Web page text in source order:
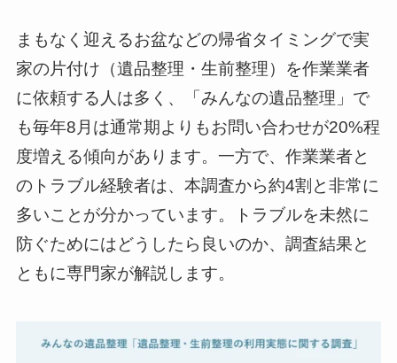
まもなく迎えるお盆などの帰省タイミングで実
家の片付け（遺品整理・生前整理）を作業業者
に依頼する人は多く、「みんなの遺品整理」で
も毎年8月は通常期よりもお問い合わせが20%程
度増える傾向があります。一方で、作業業者と
のトラブル経験者は、本調査から約4割と非常に
多いことが分かっています。トラブルを未然に
防ぐためにはどうしたら良いのか、調査結果と
ともに専門家が解説します。